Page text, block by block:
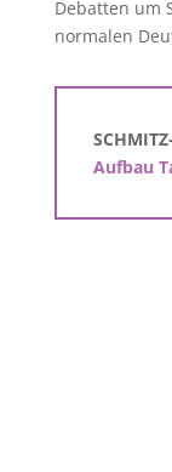
Debatten um
normalen
Aufbau